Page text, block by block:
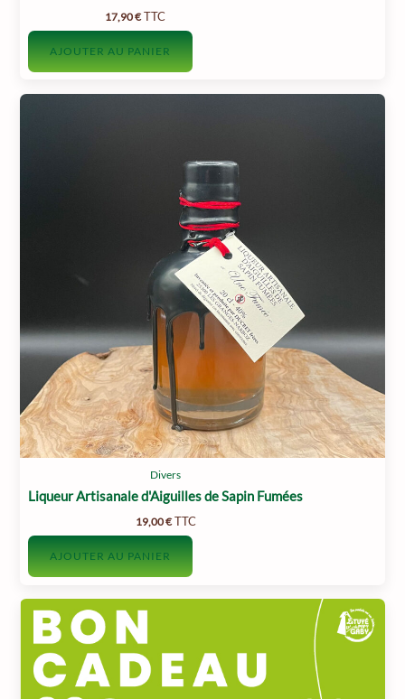
17,90€ TTC
AJOUTER AU PANIER
Divers
Liqueur Artisanale d'Aiguilles de Sapin Fumées
19,00€ TTC
AJOUTER AU PANIER